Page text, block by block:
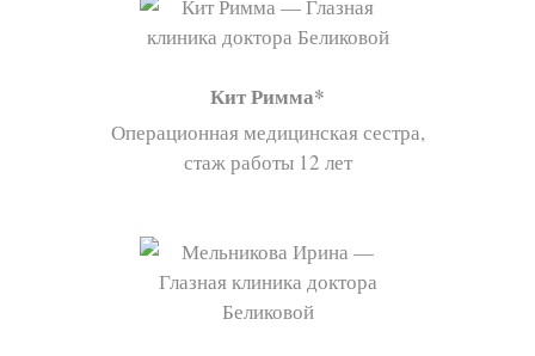
Кит Римма
Операционная медицинская сестра,
стаж работы 12 лет